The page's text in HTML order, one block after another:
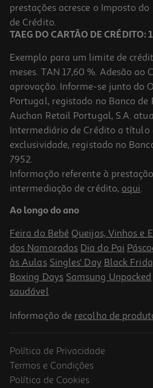
23,00 € PVP de editor
20,70 €
-10%
Livro O Rapaz De Cláudio Ramos
17.51 €/un
PVP de editor
17,51 €
-10%
prestações acresce o Imposto
de Crédito.
TAEG DO CARTÃO DE CRÉDITO:
Exemplo para um limite de
meses. TAN 17,60 %. Adesão ao
aprovação. Informe-se junto do
Portugal, registado no Banco de
Auchan Retail Portugal, S.A.
Intermediário de Crédito a título
exclusividade, registado no
7952.
Informação referente à
intermediação de crédito, aqui.
Ao longo do ano
Feira do Bebé Queijos, Vinhos e
dos Namorados Dia do Pai
às Aulas Singles' Day Black
Boxing Days Samsung Unpacked
saudável
Informação de recolha de
Política de Privacidade
Termos e Condições
Política de Cookies